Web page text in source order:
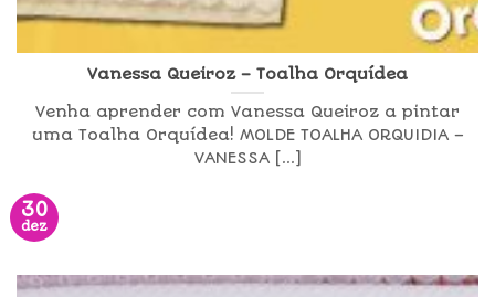
Vanessa Queiroz – Toalha Orquídea
Venha aprender com Vanessa Queiroz a pintar
uma Toalha Orquídea! MOLDE TOALHA ORQUIDIA –
VANESSA [...]
30
dez